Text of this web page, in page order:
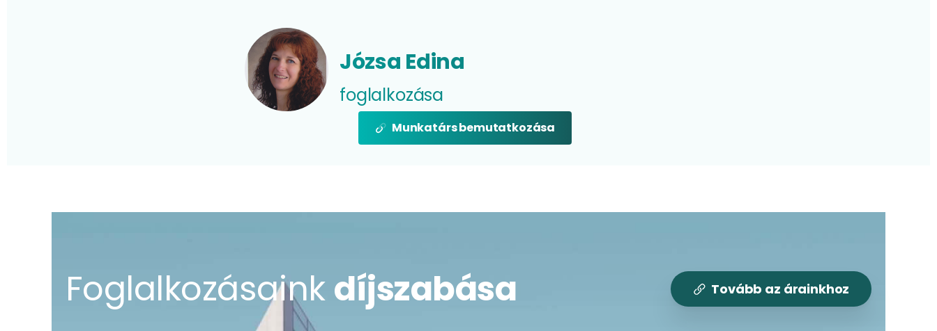
Józsa Edina
foglalkozása
Munkatárs bemutatkozása
Foglalkozásainkdíjszabása Tovább az árainkhoz